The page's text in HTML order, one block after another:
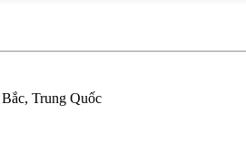
Trung Quốc